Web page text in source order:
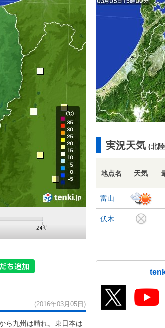
(2016年03月05日)
ら九州は晴れ。東日本は
実況天気 (北
地点名 天気
富山
伏木